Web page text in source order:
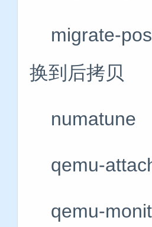
migrate-
换到后拷贝
qemu-
qemu-